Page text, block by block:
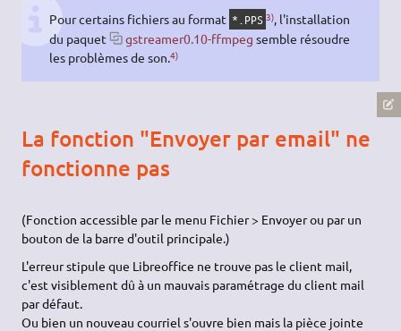
Pour certains fichiers au format *.PPS 3), l'installation
du paquet
gstreamer0.10-ffmpeg semble résoudre
les problèmes de son.4)
La fonction "Envoyer par email" ne
fonctionne pas
(Fonction accessible par le menu Fichier > Envoyer ou par un
bouton de la barre d'outil principale.)
L'erreur stipule que Libreoffice ne trouve pas le client mail,
c'est visiblement dû à un mauvais paramétrage du client mail
par défaut.
Ou bien un nouveau courriel s'ouvre bien mais la pièce jointe